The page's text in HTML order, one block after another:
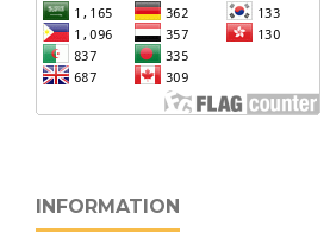
INFORMATION